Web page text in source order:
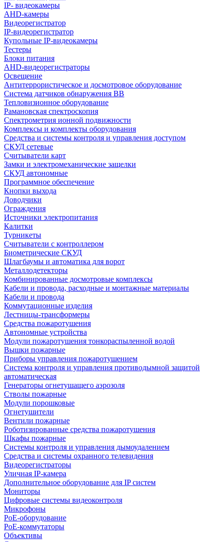
IP- видеокамеры
AHD-камеры
Видеорегистратор
IP-видеорегистратор
Купольные IP-видеокамеры
Тестеры
Блоки питания
AHD-видеорегистраторы
Освещение
Антитеррористическое и досмотровое оборудование
Cистема датчиков обнаружения ВВ
Тепловизионное оборудование
Рамановская спектроскопия
Спектрометрия ионной подвижности
Комплексы и комплекты оборудования
Средства и системы контроля и управления доступом
СКУД сетевые
Считыватели карт
Замки и электромеханические защелки
СКУД автономные
Программное обеспечение
Кнопки выхода
Доводчики
Ограждения
Источники электропитания
Калитки
Турникеты
Считыватели с контроллером
Биометрические СКУД
Шлагбаумы и автоматика для ворот
Металлодетекторы
Комбинированные досмотровые комплексы
Кабели и провода, расходные и монтажные материалы
Кабели и провода
Коммутационные изделия
Лестницы-трансформеры
Средства пожаротушения
Автономные устройства
Модули пожаротушения тонкораспыленной водой
Вышки пожарные
Приборы управления пожаротушением
Система контроля и управления противодымной защитой
автоматическая
Генераторы огнетушащего аэрозоля
Стволы пожарные
Модули порошковые
Огнетушители
Вентили пожарные
Роботизированные средства пожаротушения
Шкафы пожарные
Системы контроля и управления дымоудалением
Средства и системы охранного телевидения
Видеорегистраторы
Уличная IP-камера
Дополнительное оборудование для IP систем
Мониторы
Цифровые системы видеоконтроля
Микрофоны
PoE-оборудование
PoE-коммутаторы
Объективы